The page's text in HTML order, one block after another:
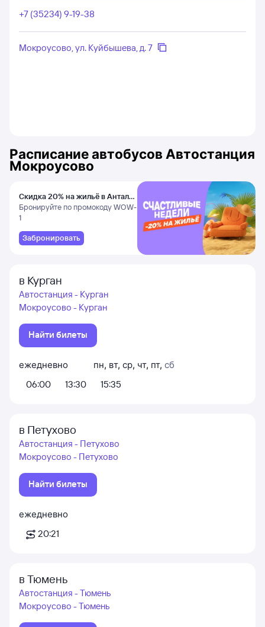
+7 (35234) 9-19-38
Мокроусово, ул. Куйбышева, д. 7
Расписание автобусов Автостанция
Мокроусово
Скидка 20% на жильё в Анталье
и Даламане
Бронируйте по промокоду WOW-
1
Забронировать
в Курган
Автостанция - Курган
Мокроусово - Курган
Найти билеты
ежедневно
06:00
13:30
пн, вт, ср, чт, пт, сб
15:35
в Петухово
Автостанция - Петухово
Мокроусово - Петухово
Найти билеты
ежедневно
20:21
в Тюмень
Автостанция - Тюмень
Мокроусово - Тюмень